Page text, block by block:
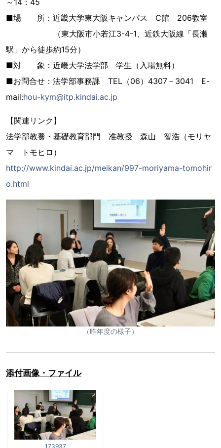
～14：45
■場 所：近畿大学東大阪キャンパス C館 206教室
（東大阪市小若江3-4-1、近鉄大阪線「長瀬
駅」から徒歩約15分）
■対 象：近畿大学法学部 学生（入場無料）
■お問合せ：法学部事務課 TEL（06）4307－3041 E-
mail:hou-kym@itp.kindai.ac.jp
【関連リンク】
法学部教養・基礎教育部門 准教授 森山 智浩（モリヤ
マ トモヒロ）
http://www.kindai.ac.jp/meikan/997-moriyama-tomohir
o.html
（昨年度の様子）
添付画像・ファイル
173937